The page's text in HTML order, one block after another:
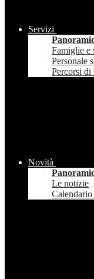
Servizi
Famiglie e
Personale
Percorsi di
Novità
Le notizie
Calendario